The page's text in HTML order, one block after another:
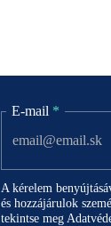
E-mail *
A kérelem
és hozzájárulok
tekintse meg